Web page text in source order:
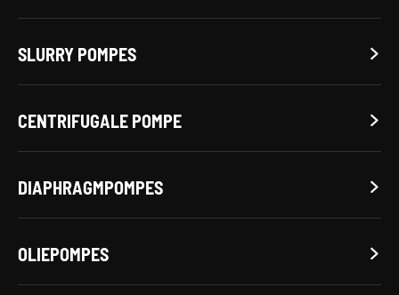
SLURRY POMPES 
CENTRIFUGALE POMPE 
DIAPHRAGMPOMPES 
OLIEPOMPES 